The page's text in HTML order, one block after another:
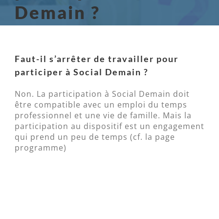
Demain ?
Faut-il s’arrêter de travailler pour
participer à Social Demain ?
Non. La participation à Social Demain doit
être compatible avec un emploi du temps
professionnel et une vie de famille. Mais la
participation au dispositif est un engagement
qui prend un peu de temps (cf. la page
programme)